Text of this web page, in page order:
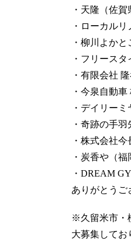
・天隆（佐賀
・ローカル
・柳川よかと
・フリース
・有限会社
・今泉自動
・デイリー
・奇跡の手
・株式会社
・炭香や（福
・DREAM
ありがとう
※久留米市・
大募集してお